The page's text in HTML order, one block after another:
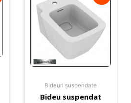
Bideuri suspendate
Bideu suspendat